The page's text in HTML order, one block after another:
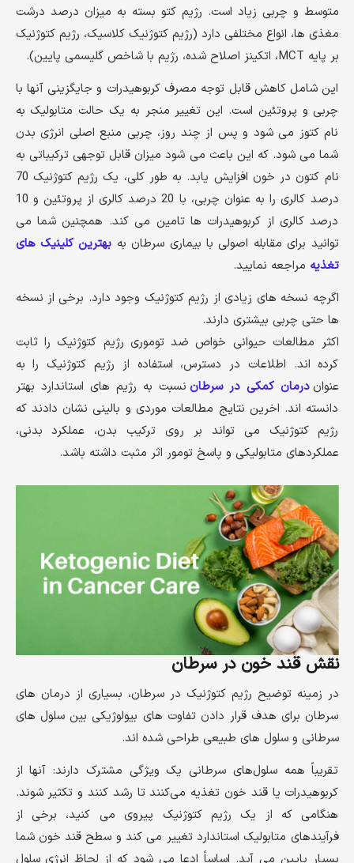
متوسط و چربی زیاد است. رژیم کتو بسته به میزان درصد درشت
مغذی ها، انواع مختلفی دارد (رژیم کتوژنیک کلاسیک، رژیم کتوژنیک
بر پایه MCT، اتکینز اصلاح شده، رژیم با شاخص گلیسمی پایین).
این شامل کاهش قابل توجه مصرف کربوهیدرات و جایگزینی آنها با
چربی و پروتئین است. این تغییر منجر به یک حالت متابولیک به
نام کتوز می شود و پس از چند روز، چربی منبع اصلی انرژی بدن
شما می شود. که این باعث می شود میزان قابل توجهی ترکیباتی به
نام کتون در خون افزایش یابد. به طور کلی، یک رژیم کتوژنیک 70
درصد کالری را به عنوان چربی، با 20 درصد کالری از پروتئین و 10
درصد کالری از کربوهیدرات ها تامین می کند. همچنین شما می
توانید برای مقابله اصولی با بیماری سرطان به بهترین کلینیک های
تغذیه مراجعه نمایید.
اگرچه نسخه های زیادی از رژیم کتوژنیک وجود دارد. برخی از نسخه
ها حتی چربی بیشتری دارند.
اکثر مطالعات حیوانی خواص ضد توموری رژیم کتوژنیک را ثابت
کرده اند. اطلاعات در دسترس، استفاده از رژیم کتوژنیک را به
عنواندرمان کمکی در سرطان نسبت به رژیم های استاندارد بهتر
دانسته اند. اخرین نتایج مطالعات موردی و بالینی نشان دادند که
رژیم کتوژنیک می تواند بر روی ترکیب بدن، عملکرد بدنی،
عملکردهای متابولیکی و پاسخ تومور اثر مثبت داشته باشد.
نقش قند خون در سرطان
در زمینه توضیح رژیم کتوژنیک در سرطان، بسیاری از درمان های
سرطان برای هدف قرار دادن تفاوت های بیولوژیکی بین سلول های
سرطانی و سلول های طبیعی طراحی شده اند.
تقریباً همه سلول‌های سرطانی یک ویژگی مشترک دارند: آنها از
کربوهیدرات یا قند خون تغذیه می‌کنند تا رشد کنند و تکثیر شوند.
هنگامی که از یک رژیم کتوژنیک پیروی می کنید، برخی از
فرآیندهای متابولیک استاندارد تغییر می کند و سطح قند خون شما